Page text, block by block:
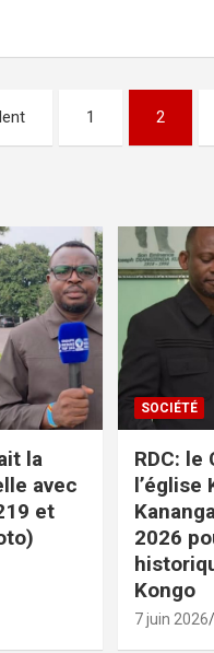
1 2
la
avec
et
SOCIÉTÉ
RDC:
l’église
2026
Kongo
7 juin 2026